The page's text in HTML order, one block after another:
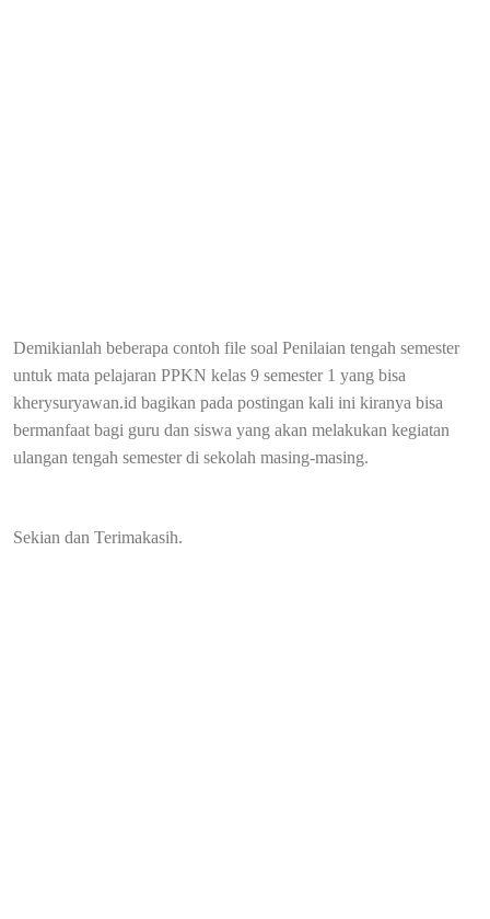
Demikianlah beberapa contoh file soal Penilaian tengah semester
untuk mata pelajaran PPKN kelas 9 semester 1 yang bisa
kherysuryawan.id bagikan pada postingan kali ini kiranya bisa
bermanfaat bagi guru dan siswa yang akan melakukan kegiatan
ulangan tengah semester di sekolah masing-masing.
Sekian dan Terimakasih.